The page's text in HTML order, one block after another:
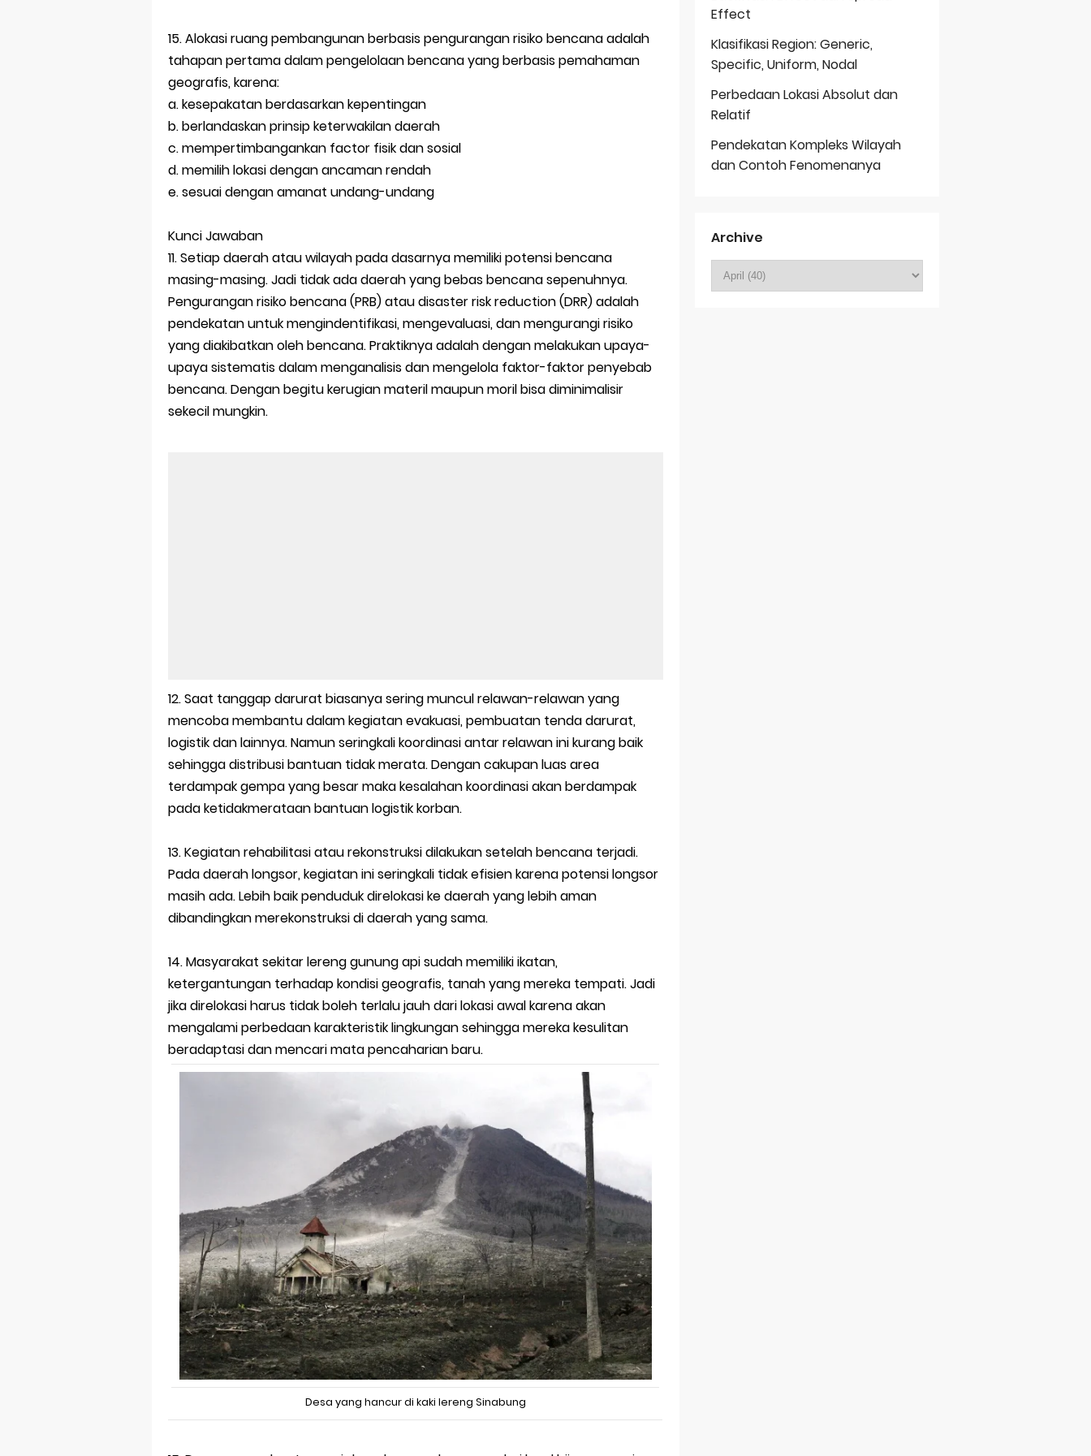
15. Alokasi ruang pembangunan berbasis pengurangan risiko bencana adalah
tahapan pertama dalam pengelolaan bencana yang berbasis pemahaman
geografis, karena:
a. kesepakatan berdasarkan kepentingan
b. berlandaskan prinsip keterwakilan daerah
c. mempertimbangankan factor fisik dan sosial
d. memilih lokasi dengan ancaman rendah
e. sesuai dengan amanat undang-undang
Kunci Jawaban
11. Setiap daerah atau wilayah pada dasarnya memiliki potensi bencana
masing-masing. Jadi tidak ada daerah yang bebas bencana sepenuhnya.
Pengurangan risiko bencana (PRB) atau disaster risk reduction (DRR) adalah
pendekatan untuk mengindentifikasi, mengevaluasi, dan mengurangi risiko
yang diakibatkan oleh bencana. Praktiknya adalah dengan melakukan upaya-
upaya sistematis dalam menganalisis dan mengelola faktor-faktor penyebab
bencana. Dengan begitu kerugian materil maupun moril bisa diminimalisir
sekecil mungkin.
12. Saat tanggap darurat biasanya sering muncul relawan-relawan yang
mencoba membantu dalam kegiatan evakuasi, pembuatan tenda darurat,
logistik dan lainnya. Namun seringkali koordinasi antar relawan ini kurang baik
sehingga distribusi bantuan tidak merata. Dengan cakupan luas area
terdampak gempa yang besar maka kesalahan koordinasi akan berdampak
pada ketidakmerataan bantuan logistik korban.
13. Kegiatan rehabilitasi atau rekonstruksi dilakukan setelah bencana terjadi.
Pada daerah longsor, kegiatan ini seringkali tidak efisien karena potensi longsor
masih ada. Lebih baik penduduk direlokasi ke daerah yang lebih aman
dibandingkan merekonstruksi di daerah yang sama.
14. Masyarakat sekitar lereng gunung api sudah memiliki ikatan,
ketergantungan terhadap kondisi geografis, tanah yang mereka tempati. Jadi
jika direlokasi harus tidak boleh terlalu jauh dari lokasi awal karena akan
mengalami perbedaan karakteristik lingkungan sehingga mereka kesulitan
beradaptasi dan mencari mata pencaharian baru.
Desa yang hancur di kaki lereng Sinabung
Effect
Klasifikasi Region: Generic,
Specific, Uniform, Nodal
Perbedaan Lokasi Absolut dan
Relatif
Pendekatan Kompleks Wilayah
dan Contoh Fenomenanya
Archive